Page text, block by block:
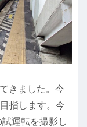
きました。今
指します。今
運転を撮影し